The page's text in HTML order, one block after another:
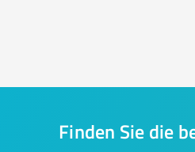
Finden Sie die